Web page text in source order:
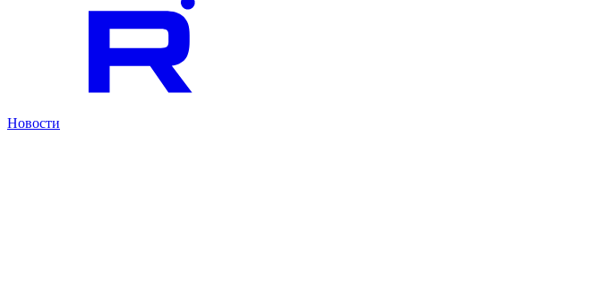
Новости